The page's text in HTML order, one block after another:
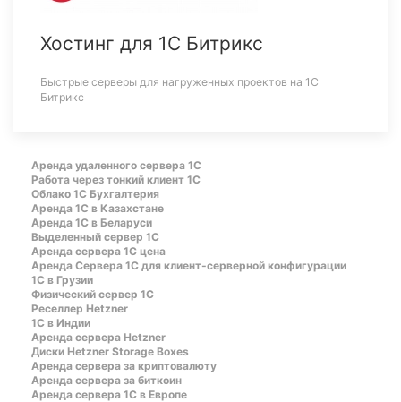
Хостинг для 1С Битрикс
Быстрые серверы для нагруженных проектов на 1С
Битрикс
Аренда удаленного сервера 1С
Работа через тонкий клиент 1С
Облако 1С Бухгалтерия
Аренда 1С в Казахстане
Аренда 1С в Беларуси
Выделенный сервер 1С
Аренда сервера 1С цена
Aренда Сервера 1С для клиент-серверной конфигурации
1С в Грузии
Физический сервер 1С
Реселлер Hetzner
1С в Индии
Аренда сервера Hetzner
Диски Hetzner Storage Boxes
Аренда сервера за криптовалюту
Аренда сервера за биткоин
Аренда сервера 1С в Европе